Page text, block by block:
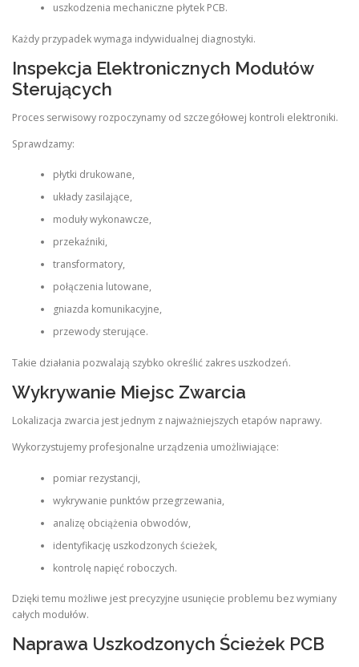
uszkodzenia mechaniczne płytek PCB.
Każdy przypadek wymaga indywidualnej diagnostyki.
Inspekcja Elektronicznych Modułów
Sterujących
Proces serwisowy rozpoczynamy od szczegółowej kontroli elektroniki.
Sprawdzamy:
płytki drukowane,
układy zasilające,
moduły wykonawcze,
przekaźniki,
transformatory,
połączenia lutowane,
gniazda komunikacyjne,
przewody sterujące.
Takie działania pozwalają szybko określić zakres uszkodzeń.
Wykrywanie Miejsc Zwarcia
Lokalizacja zwarcia jest jednym z najważniejszych etapów naprawy.
Wykorzystujemy profesjonalne urządzenia umożliwiające:
pomiar rezystancji,
wykrywanie punktów przegrzewania,
analizę obciążenia obwodów,
identyfikację uszkodzonych ścieżek,
kontrolę napięć roboczych.
Dzięki temu możliwe jest precyzyjne usunięcie problemu bez wymiany
całych modułów.
Naprawa Uszkodzonych Ścieżek PCB